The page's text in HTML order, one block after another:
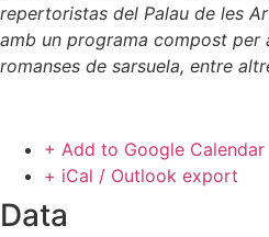
repertoristas del Palau de les
amb un programa compost per
romanses de sarsuela, entre
+ Add to Google Calendar
+ iCal / Outlook export
Data